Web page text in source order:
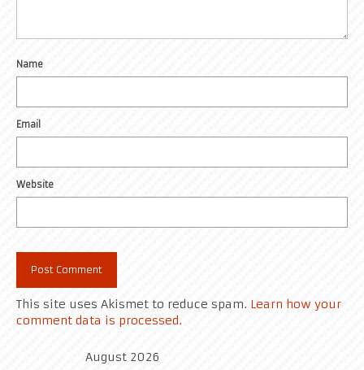
Name
Email
Website
This site uses Akismet to reduce spam. Learn how your
comment data is processed.
August 2026